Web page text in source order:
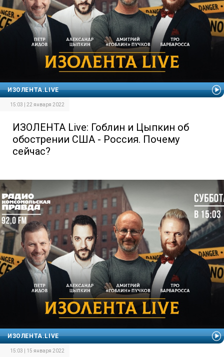
ИЗОЛЕНТА.LIVE
15:03 | 22 января 2022
ИЗОЛЕНТА Live: Гоблин и Цыпкин об
обострении США - Россия. Почему
сейчас?
ИЗОЛЕНТА.LIVE
15:03 | 15 января 2022